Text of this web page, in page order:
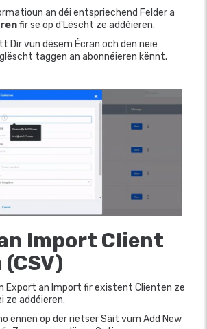
an déi entspriechend Felder a
fir se op d'Lëscht ze addéieren.
Dir vun dësem Écran och den neie
taggen an abonnéieren kënnt.
Import Client
Export an Import fir existent Clienten ze
ze addéieren.
ënnen op der rietser Säit vum Add New